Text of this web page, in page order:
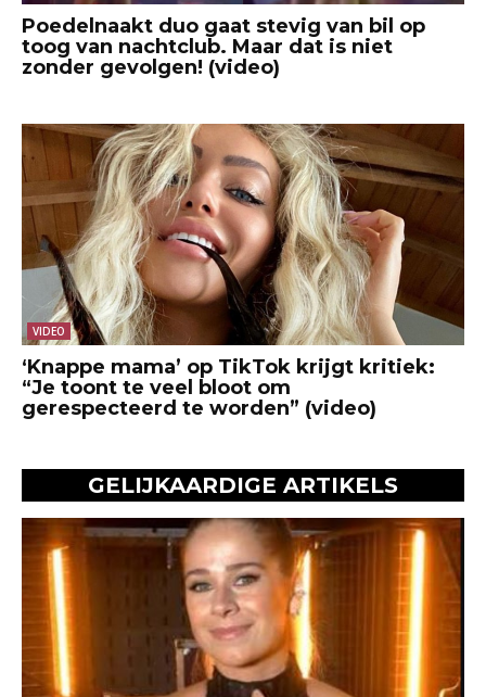
Poedelnaakt duo gaat stevig van bil op
toog van nachtclub. Maar dat is niet
zonder gevolgen! (video)
VIDEO
‘Knappe mama’ op TikTok krijgt kritiek:
“Je toont te veel bloot om
gerespecteerd te worden” (video)
GELIJKAARDIGE ARTIKELS